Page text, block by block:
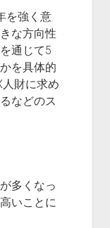
を強く意
な方向性
通じて5
を具体的
財に求め
などのス
多くなっ
いことに